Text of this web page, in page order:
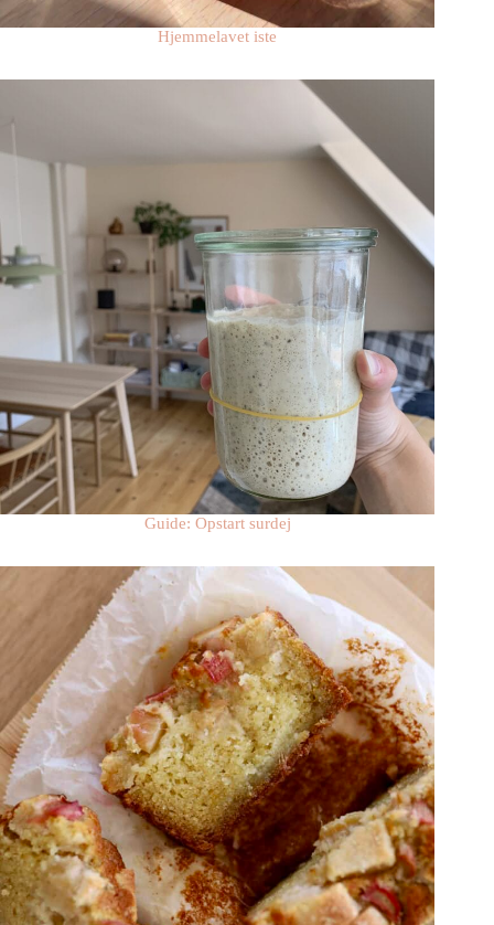
Hjemmelavet iste
Guide: Opstart surdej